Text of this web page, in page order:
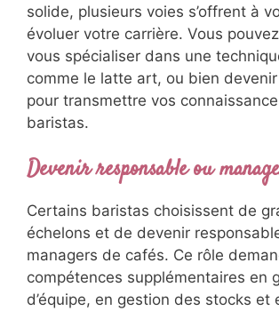
solide, plusieurs voies s’offrent à
évoluer votre carrière. Vous
vous spécialiser dans une
comme le latte art, ou bien
pour transmettre vos
baristas.
Devenir responsable ou
Certains baristas choisissent de
échelons et de devenir
managers de cafés. Ce rôle
compétences supplémentaires en
d’équipe, en gestion des stocks et